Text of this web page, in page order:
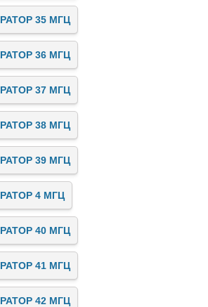
35 МГЦ
36 МГЦ
37 МГЦ
38 МГЦ
39 МГЦ
4 МГЦ
40 МГЦ
41 МГЦ
42 МГЦ